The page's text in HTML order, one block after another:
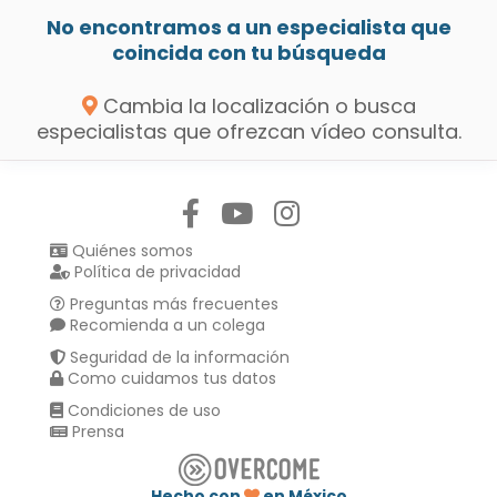
No encontramos a un especialista que
coincida con tu búsqueda
Cambia la localización o busca
especialistas que ofrezcan vídeo consulta.
Quiénes somos
Política de privacidad
Preguntas más frecuentes
Recomienda a un colega
Seguridad de la información
Como cuidamos tus datos
Condiciones de uso
Prensa